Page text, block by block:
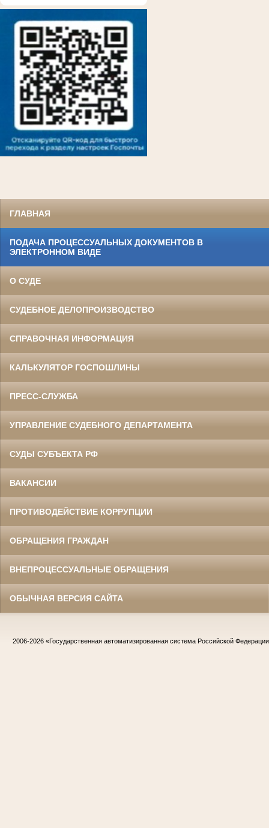
ГЛАВНАЯ
ПОДАЧА ПРОЦЕССУАЛЬНЫХ ДОКУМЕНТОВ В
ЭЛЕКТРОННОМ ВИДЕ
О СУДЕ
СУДЕБНОЕ ДЕЛОПРОИЗВОДСТВО
СПРАВОЧНАЯ ИНФОРМАЦИЯ
КАЛЬКУЛЯТОР ГОСПОШЛИНЫ
ПРЕСС-СЛУЖБА
УПРАВЛЕНИЕ СУДЕБНОГО ДЕПАРТАМЕНТА
СУДЫ СУБЪЕКТА РФ
ВАКАНСИИ
ПРОТИВОДЕЙСТВИЕ КОРРУПЦИИ
ОБРАЩЕНИЯ ГРАЖДАН
ВНЕПРОЦЕССУАЛЬНЫЕ ОБРАЩЕНИЯ
ОБЫЧНАЯ ВЕРСИЯ САЙТА
2006-2026 «Государственная автоматизированная система Российской